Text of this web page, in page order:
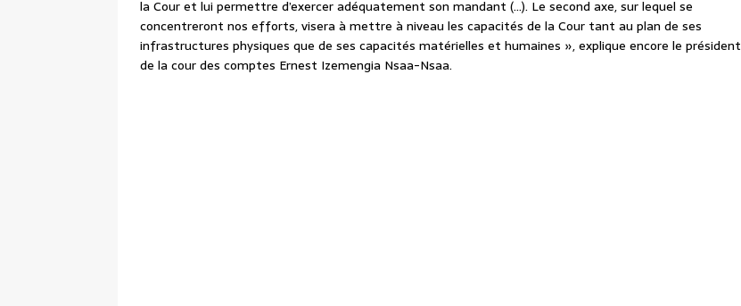
la Cour et lui permettre d’exercer adéquatement son mandant (…). Le second axe, sur lequel se
concentreront nos efforts, visera à mettre à niveau les capacités de la Cour tant au plan de ses
infrastructures physiques que de ses capacités matérielles et humaines », explique encore le président
de la cour des comptes Ernest Izemengia Nsaa-Nsaa.